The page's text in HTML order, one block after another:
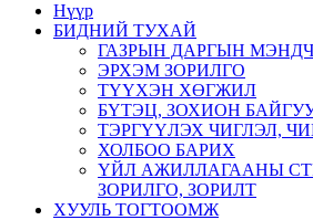
Нүүр
БИДНИЙ ТУХАЙ
ГАЗРЫН ДАРГЫН
ЭРХЭМ ЗОРИЛГО
ТҮҮХЭН ХӨГЖИЛ
БҮТЭЦ, ЗОХИОН
ТЭРГҮҮЛЭХ ЧИГЛЭЛ,
ХОЛБОО БАРИХ
ҮЙЛ АЖИЛЛАГААНЫ
ЗОРИЛГО, ЗОРИЛТ
ХУУЛЬ ТОГТООМЖ